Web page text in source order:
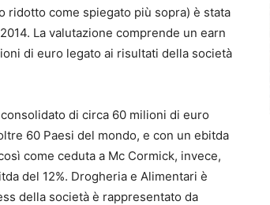
ridotto come spiegato più sopra) è stata
La valutazione comprende un earn
di euro legato ai risultati della società
di circa 60 milioni di euro
60 Paesi del mondo, e con un ebitda
come ceduta a Mc Cormick, invece,
del 12%. Drogheria e Alimentari è
della società è rappresentato da